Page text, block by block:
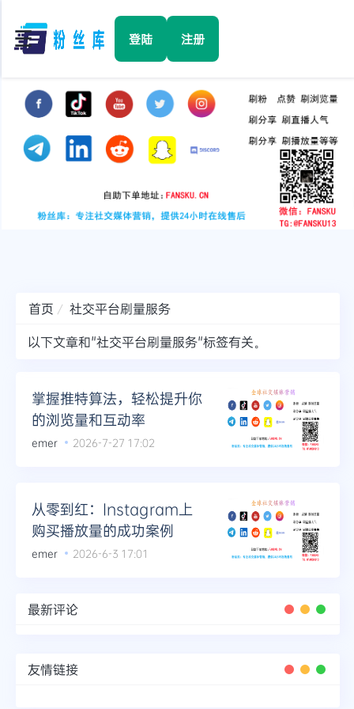
☰ 登陆 注册
Facebook
TikTok
YouTube
Telegram
更多
首页
社交平台刷量服务
以下文章和"社交平台刷量服务"标签有关。
掌握推特算法，轻松提升你
的浏览量和互动率
emer 2026-7-27 17:02
从零到红：Instagram上
购买播放量的成功案例
emer 2026-6-3 17:01
最新评论
友情链接